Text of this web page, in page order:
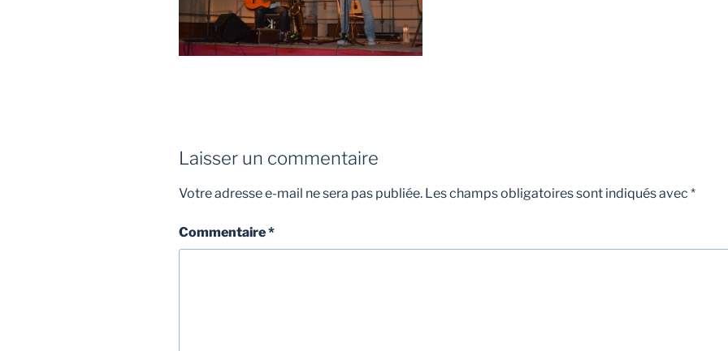
Laisser un commentaire
Votre adresse e-mail ne sera pas publiée. Les champs obligatoires sont indiqués avec *
Commentaire*